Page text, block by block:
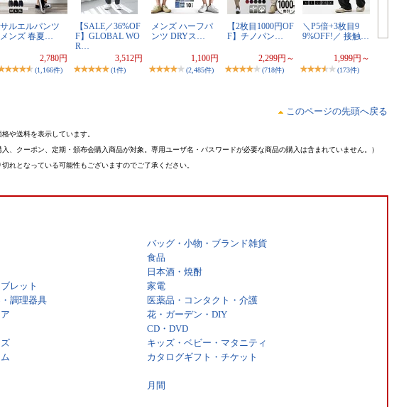
サルエルパンツ
メンズ 春夏…
2,780円
(1,166件)
【SALE／36%OF
F】GLOBAL WO
R…
3,512円
(1件)
メンズ ハーフパ
ンツ DRYス…
1,100円
(2,485件)
【2枚目1000円OF
F】チノパン…
2,299円～
(718件)
＼P5倍+3枚目9
9%OFF!／ 接触…
1,999円～
(173件)
このページの先頭へ戻る
や送料を表示しています。
クーポン、定期・頒布会購入商品が対象。専用ユーザ名・パスワードが必要な商品の購入は含まれていません。）
れとなっている可能性もございますのでご了承ください。
バッグ・小物・ブランド雑貨
食品
日本酒・焼酎
レット
家電
調理器具
医薬品・コンタクト・介護
花・ガーデン・DIY
CD・DVD
キッズ・ベビー・マタニティ
カタログギフト・チケット
月間